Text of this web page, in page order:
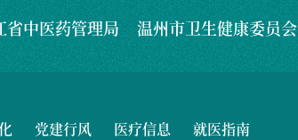
省中医药管理局 温州市卫生健康委员会
党建行风 医疗信息 就医指南